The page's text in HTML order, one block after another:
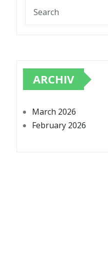
ARCHIV
March 2026
February 2026